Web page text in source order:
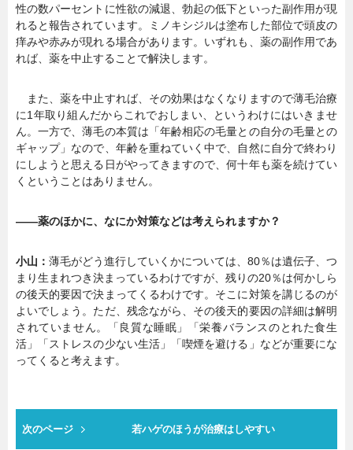
性の数パーセントに性欲の減退、勃起の低下といった副作用が現
れると報告されています。ミノキシジルは塗布した部位で頭皮の
痒みや赤みが現れる場合があります。いずれも、薬の副作用であ
れば、薬を中止することで解決します。
また、薬を中止すれば、その効果はなくなりますので薄毛治療
に1年取り組んだからこれでおしまい、というわけにはいきませ
ん。一方で、薄毛の本質は「年齢相応の毛量との自分の毛量との
ギャップ」なので、年齢を重ねていく中で、自然に自分で終わり
にしようと思える日がやってきますので、何十年も薬を続けてい
くということはありません。
――薬のほかに、なにか対策などは考えられますか？
小山： 薄毛がどう進行していくかについては、80％は遺伝子、つ
まり生まれつき決まっているわけですが、残りの20％は何かしら
の後天的要因で決まってくるわけです。そこに対策を講じるのが
よいでしょう。ただ、残念ながら、その後天的要因の詳細は解明
されていません。「良質な睡眠」「栄養バランスのとれた食生
活」「ストレスの少ない生活」「喫煙を避ける」などが重要にな
ってくると考えます。
次のページ 若ハゲのほうが治療はしやすい